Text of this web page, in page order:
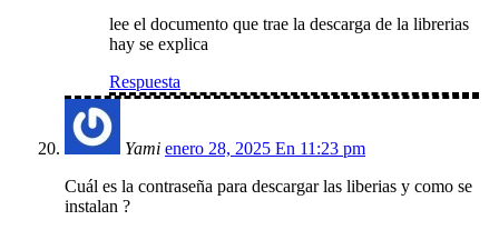
lee el documento que trae la descarga de la librerias
hay se explica
Respuesta
Yami enero 28, 2025 En 11:23 pm
Cuál es la contraseña para descargar las liberias y como se
instalan ?